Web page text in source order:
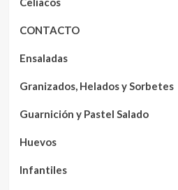
CONTACTO
Ensaladas
Granizados, Helados y Sorbetes
Guarnición y Pastel Salado
Huevos
Infantiles